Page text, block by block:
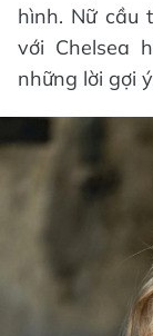
hình. Nữ cầu
với Chelsea
những lời gợi